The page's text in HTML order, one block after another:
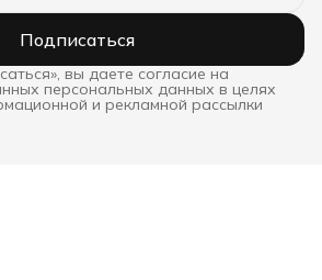
Подписаться
вы даете согласие на
персональных данных в целях
и рекламной рассылки